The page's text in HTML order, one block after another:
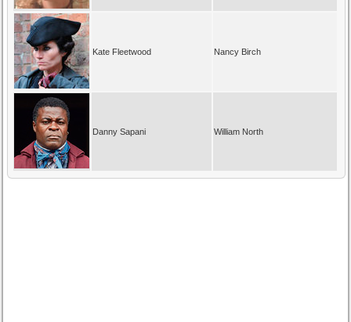
Kate Fleetwood Nancy Birch
Danny Sapani William North